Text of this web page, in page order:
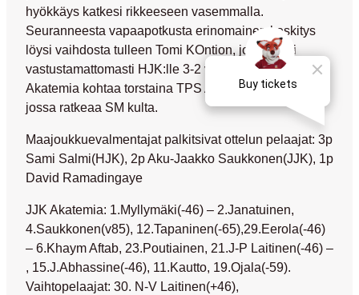
hyökkäys katkesi rikkeeseen vasemmalla.
Seuranneesta vapaapotkusta erinomainen keskitys
löysi vaihdosta tulleen Tomi KOntion, joka puski
vastustamattomasti HJK:lle 3-2 voiton. Näin HJK
Akatemia kohtaa torstaina TPS Akatemian ottelussa,
jossa ratkeaa SM kulta.
Maajoukkuevalmentajat palkitsivat ottelun pelaajat: 3p
Sami Salmi(HJK), 2p Aku-Jaakko Saukkonen(JJK), 1p
David Ramadingaye
JJK Akatemia: 1.Myllymäki(-46) – 2.Janatuinen,
4.Saukkonen(v85), 12.Tapaninen(-65),29.Eerola(-46)
– 6.Khaym Aftab, 23.Poutiainen, 21.J-P Laitinen(-46) –
, 15.J.Abhassine(-46), 11.Kautto, 19.Ojala(-59).
Vaihtopelaajat: 30. N-V Laitinen(+46),